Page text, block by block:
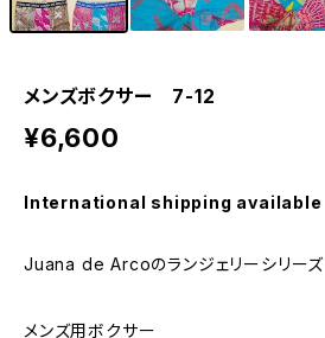
メンズボクサー 7-12
¥6,600
International shipping available
Juana de Arcoのランジェリーシリーズ
メンズ用ボクサー